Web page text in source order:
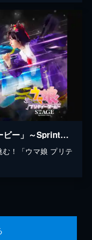
舞台「ウマ娘 プリティーダービー」～Sprinters' Story～
！「ウマ娘 プリテ